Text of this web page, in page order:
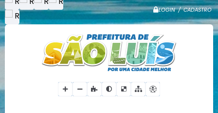
LOGIN / CADASTRO